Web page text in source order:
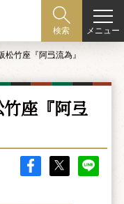
検索 メニュー
松竹座『阿弖流為』
座『阿弖